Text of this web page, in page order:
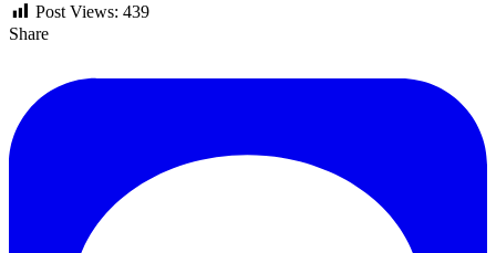
Post Views: 439
Share